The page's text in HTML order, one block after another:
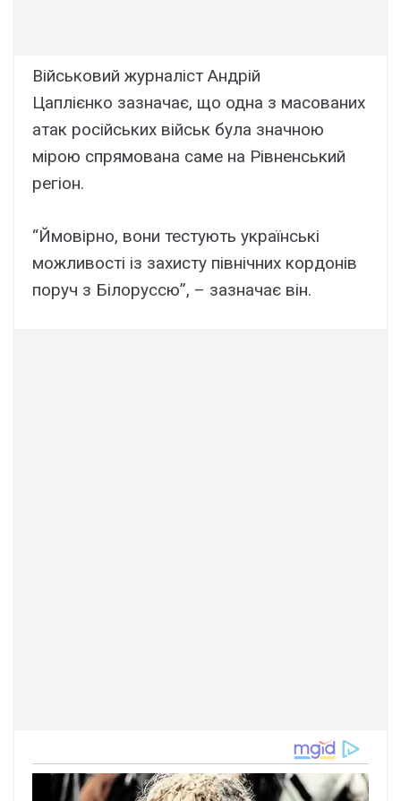
Військовий журналіст Андрій
Цаплієнко зазначає, що одна з масованих
атак російських військ була значною
мірою спрямована саме на Рівненський
регіон.
“Ймовірно, вони тестують українські
можливості із захисту північних кордонів
поруч з Білоруссю”, – зазначає він.